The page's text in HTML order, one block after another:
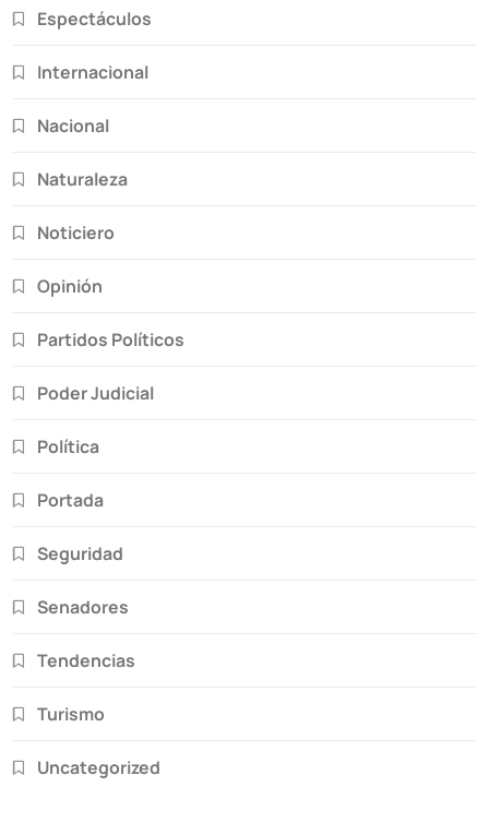
Espectáculos
Internacional
Nacional
Naturaleza
Noticiero
Opinión
Partidos Políticos
Poder Judicial
Política
Portada
Seguridad
Senadores
Tendencias
Turismo
Uncategorized